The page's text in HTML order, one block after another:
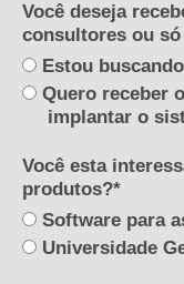
Você deseja
consultores ou
Estou
Quero receber
implantar o
Você esta
produtos?*
Software para
Universidade